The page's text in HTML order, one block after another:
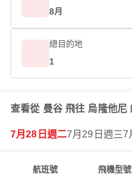
8月
總目的地
1
查看從 曼谷 飛往 烏隆他尼
7月28日週二7月29日週三7
航班號 飛機型號